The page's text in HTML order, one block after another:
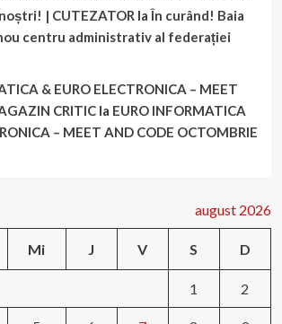
| CUTEZATOR laÎn curând! Baia
centru administrativ al federației
& EURO ELECTRONICA – MEET
CRITICla EURO INFORMATICA
– MEET AND CODE OCTOMBRIE
august 2026
Mi J V S D
1 2